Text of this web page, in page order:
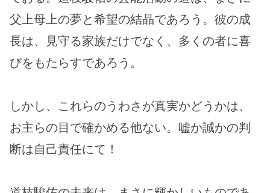
父上母上の夢と希望の結晶であろう。彼の成
長は、見守る家族だけでなく、多くの者に喜
びをもたらすであろう。
しかし、これらのうわさが真実かどうかは、
お主らの目で確かめる他ない。嘘か誠かの判
断は自己責任にて！